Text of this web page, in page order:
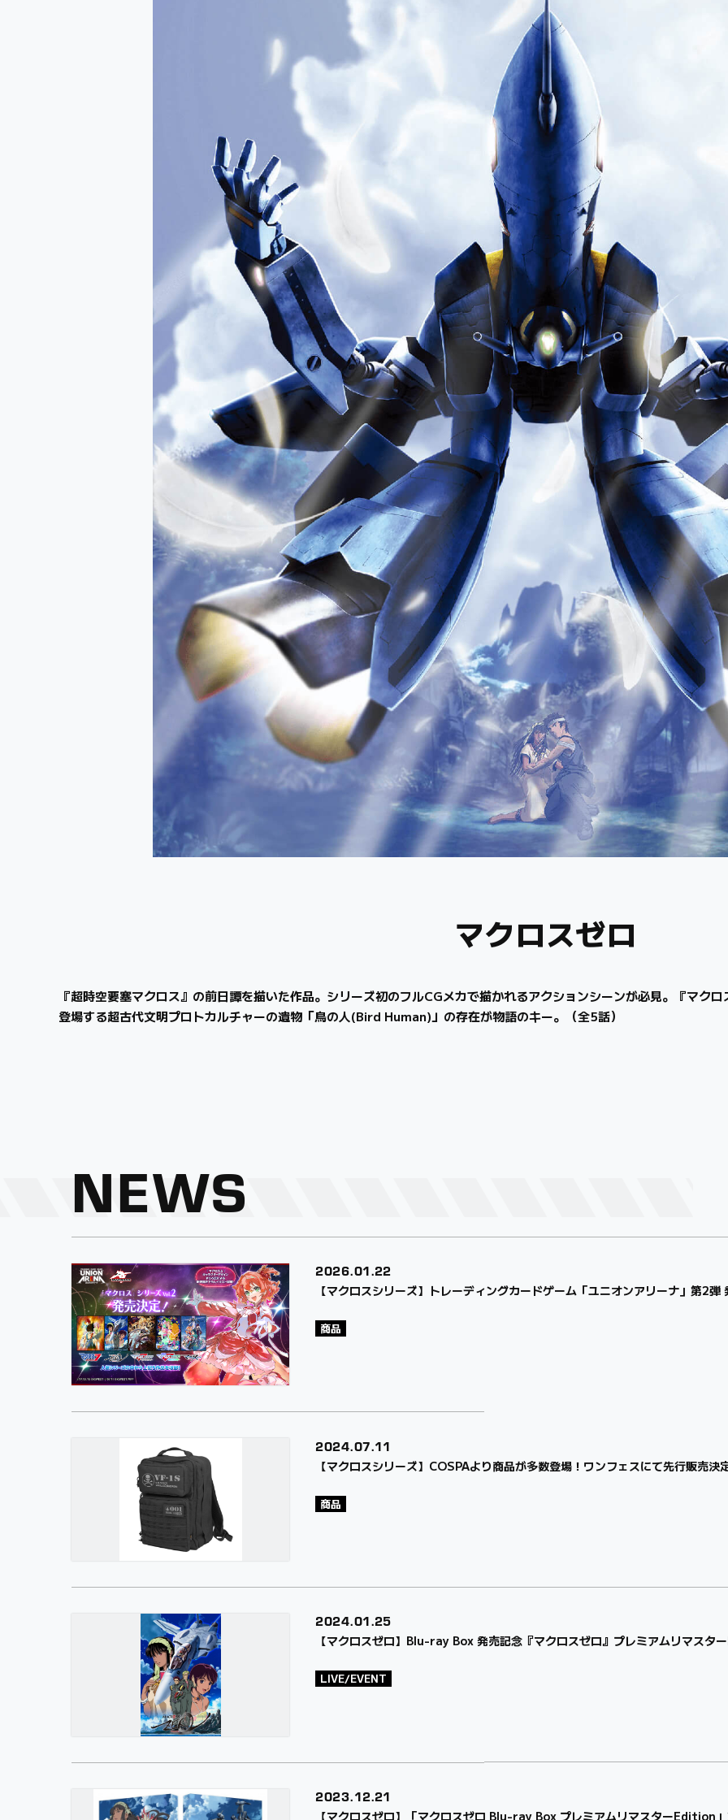
マクロスゼロ
『超時空要塞マクロス』の前日譚を描いた作品。シリーズ初のフルCGメカで描かれるアクションシーンが必見。『マク
登場する超古代文明プロトカルチャーの遺物「鳥の人(Bird Human)」の存在が物語のキー。（全5話）
NEWS
2026.01.22
【マクロスシリーズ】トレーディングカードゲーム「ユニオンアリーナ」第2弾
商品
2024.07.11
【マクロスシリーズ】COSPAより商品が多数登場！ワンフェスにて先行販売決
商品
2024.01.25
【マクロスゼロ】Blu-ray Box 発売記念『マクロスゼロ』プレミアムリマスタ
LIVE/EVENT
2023.12.21
【マクロスゼロ】「マクロスゼロ Blu-ray Box プレミアムリマスターEdition